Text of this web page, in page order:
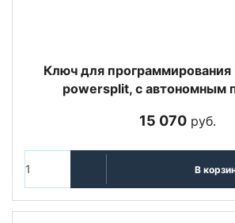
Ключ для программирования
powersplit, с автономным
15 070руб.
В